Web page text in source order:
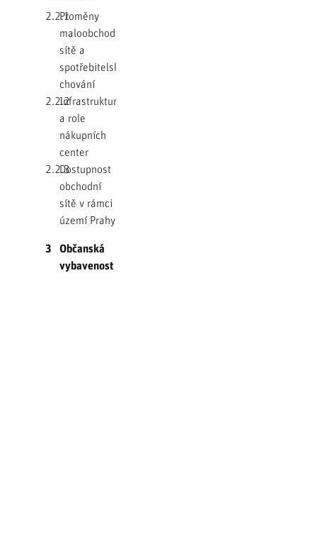
2.2.1Proměny
maloobchodní
sítě a
spotřebitelského
chování
2.2.2Infrastruktura
a role
nákupních
center
2.2.3Dostupnost
obchodní
sítě v rámci
území Prahy
3
Občanská
vybavenost